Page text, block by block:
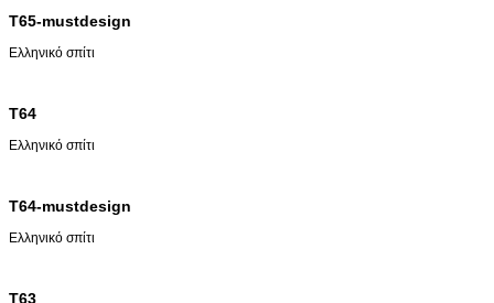
T65-mustdesign
Ελληνικό σπίτι
T64
Ελληνικό σπίτι
T64-mustdesign
Ελληνικό σπίτι
T63